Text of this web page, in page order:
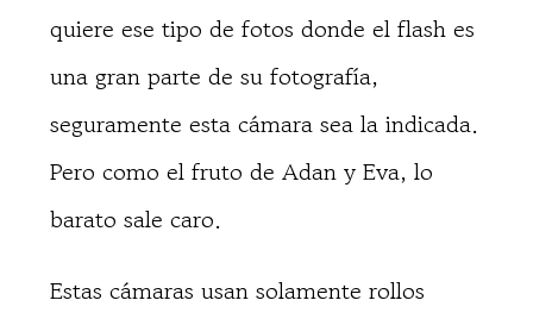
quiere ese tipo de fotos donde el flash es
una gran parte de su fotografía,
seguramente esta cámara sea la indicada.
Pero como el fruto de Adan y Eva, lo
barato sale caro.
Estas cámaras usan solamente rollos